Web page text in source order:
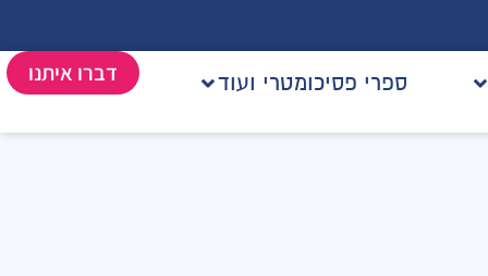
ספרי פסיכומטרי ועוד דברו איתנו